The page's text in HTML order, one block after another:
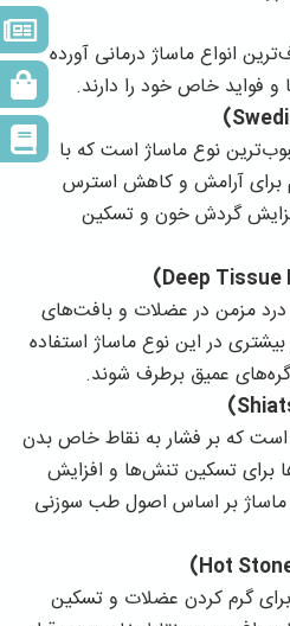
از معروف‌ترین انواع ماساژ درمانی آورده
فواید خاص خود را دارند.
نوع ماساژ است که با
برای آرامش و کاهش استرس
گردش خون و تسکین
مزمن در عضلات و بافت‌های
در این نوع ماساژ استفاده
عمیق برطرف شوند.
که بر فشار به نقاط خاص بدن
برای تسکین تنش‌ها و افزایش
ماساژ بر اساس اصول طب سوزنی
گرم کردن عضلات و تسکین